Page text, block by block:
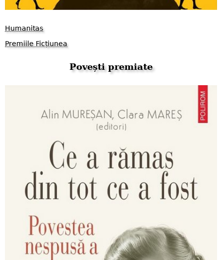
Humanitas
Premiile Ficțiunea
Povești premiate